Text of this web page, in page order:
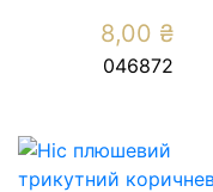
8,00 ₴
046872